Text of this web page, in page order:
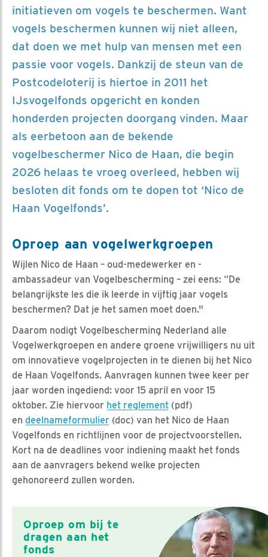
initiatieven om vogels te beschermen. Want
vogels beschermen kunnen wij niet alleen,
dat doen we met hulp van mensen met een
passie voor vogels. Dankzij de steun van de
Postcodeloterij is hiertoe in 2011 het
IJsvogelfonds opgericht en konden
honderden projecten doorgang vinden. Maar
als eerbetoon aan de bekende
vogelbeschermer Nico de Haan, die begin
2026 helaas te vroeg overleed, hebben wij
besloten dit fonds om te dopen tot ‘Nico de
Haan Vogelfonds’.
Oproep aan vogelwerkgroepen
Wijlen Nico de Haan – oud-medewerker en -
ambassadeur van Vogelbescherming – zei eens: “De
belangrijkste les die ik leerde in vijftig jaar vogels
beschermen? Dat je het samen moet doen."
Daarom nodigt Vogelbescherming Nederland alle
Vogelwerkgroepen en andere groene vrijwilligers nu uit
om innovatieve vogelprojecten in te dienen bij het Nico
de Haan Vogelfonds. Aanvragen kunnen twee keer per
jaar worden ingediend: voor 15 april en voor 15
oktober. Zie hiervoor het reglement (pdf)
en deelnameformulier (doc) van het Nico de Haan
Vogelfonds en richtlijnen voor de projectvoorstellen.
Kort na de deadlines voor indiening maakt het fonds
aan de aanvragers bekend welke projecten
gehonoreerd zullen worden.
Oproep om bij te
dragen aan het
fonds